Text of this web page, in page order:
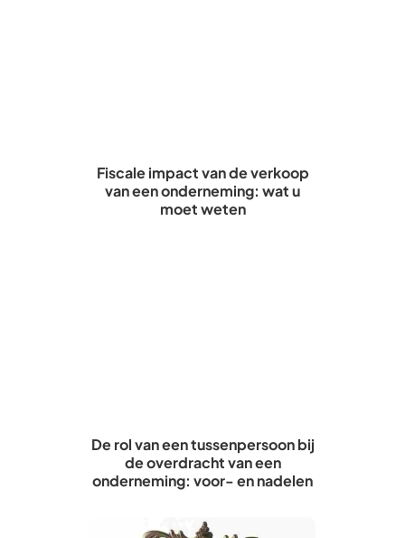
Fiscale impact van de verkoop
van een onderneming: wat u
moet weten
De rol van een tussenpersoon bij
de overdracht van een
onderneming: voor- en nadelen